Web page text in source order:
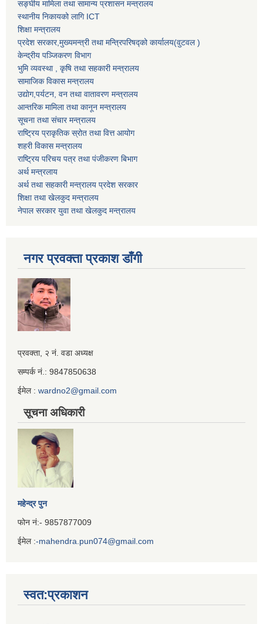
सङ्घीय मामिला तथा सामान्य प्रशासन मन्त्रालय
स्थानीय निकायको लागि ICT
शिक्षा मन्त्रालय
प्रदेश सरकार,मुख्यमन्त्री तथा मन्त्रिपरिषद्को कार्यालय(वुटवल )
केन्द्रीय पञ्जिकरण विभाग
भुमि व्यवस्था , कृषि तथा सहकारी मन्त्रालय
सामाजिक विकास मन्त्रालय
उद्याेग,पर्यटन, वन तथा वातावरण मन्त्रालय
आन्तरिक मामिला तथा कानून मन्त्रालय
सूचना तथा संचार मन्त्रालय
राष्ट्रिय प्राकृतिक स्रोत तथा वित्त आयोग
शहरी विकास मन्त्रालय
राष्ट्रिय परिचय पत्र तथा पंजीकरण बिभाग
अर्थ मन्त्रलाय
अर्थ तथा सहकारी मन्त्रालय प्रदेश सरकार
शिक्षा तथा खेलकुद मन्‍‍त्रालय
नेपाल सरकार युवा तथा खेलकुद मन्त्रालय
नगर प्रवक्ता प्रकाश डाँगी
Iframe
Generator
प्रवक्ता, २ नं. वडा अध्यक्ष
सम्पर्क नं.: 9847850638
ईमेल : wardno2@gmail.com
सूचना अधिकारी
महेन्द्र पुन
फोन नं:- 9857877009
ईमेल :-mahendra.pun074@gmail.com
स्वत:प्रकाशन